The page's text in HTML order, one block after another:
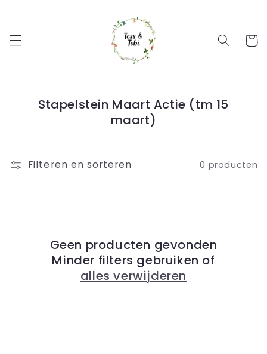
Stapelstein Maart Actie (tm 15
maart)
Filteren en sorteren 0 producten
Geen producten gevonden
Minder filters gebruiken of
alles verwijderen